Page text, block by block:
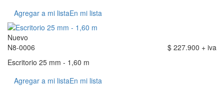
Agregar a mi listaEn mi lista
Nuevo
N8-0006
$ 227.900 + iva
Escritorio 25 mm - 1,60 m
Agregar a mi listaEn mi lista